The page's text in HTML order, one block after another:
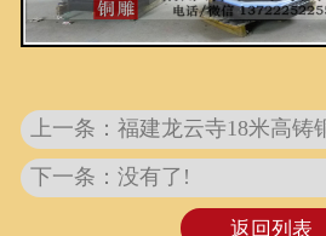
上一条：福建龙云寺18米高铸
下一条：没有了!
返回列表